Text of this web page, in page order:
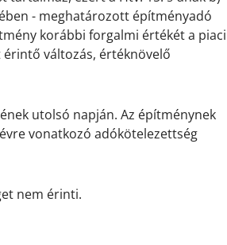
- meghatározott építményadó
korábbi forgalmi értékét a piaci
változás, értéknövelő
utolsó napján. Az építménynek
vonatkozó adókötelezettség
nem érinti.